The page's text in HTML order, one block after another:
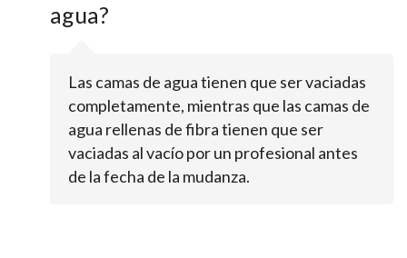
agua?
Las camas de agua tienen que ser vaciadas
completamente, mientras que las camas de
agua rellenas de fibra tienen que ser
vaciadas al vacío por un profesional antes
de la fecha de la mudanza.